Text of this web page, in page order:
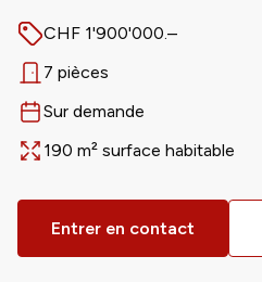
Prix
CHF 1'900'000.–
Nombre de pièces
7 pièces
Disponible dès
Sur demande
Surface
190 m² surface habitable
Entrer en contact